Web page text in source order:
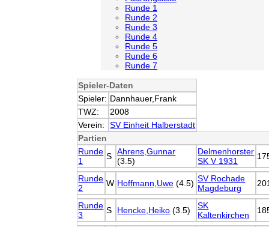
Runde 1
Runde 2
Runde 3
Runde 4
Runde 5
Runde 6
Runde 7
Spieler-Daten
Spieler: Dannhauer,Frank
TWZ:
2008
Verein:
SV Einheit Halberstadt
Partien
Runde
1
S Ahrens,Gunnar
(3.5)
Delmenhorster
SK V 1931
Runde
2
W Hoffmann,Uwe (4.5) SV Rochade
Magdeburg
Runde
3
S Hencke,Heiko (3.5)
SK
Kaltenkirchen